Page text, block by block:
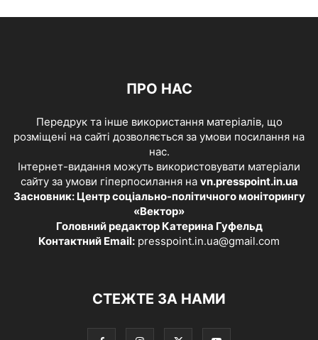
ПРО НАС
Передрук та інше використання матеріалів, що
розміщені на сайті дозволяється за умови посилання на
нас.
Інтернет-видання можуть використовувати матеріали
сайту за умови гіперпосилання на vn.presspoint.in.ua
Засновник: Центр соціально-політичного моніторингу
«Вектор»
Головний редактор Катерина Гуфельд
Контактний Email: presspoint.in.ua@gmail.com
СТЕЖТЕ ЗА НАМИ